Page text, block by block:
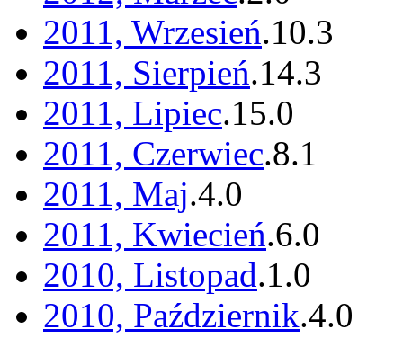
2011, Wrzesień.10.3
2011, Sierpień.14.3
2011, Lipiec.15.0
2011, Czerwiec.8.1
2011, Maj.4.0
2011, Kwiecień.6.0
2010, Listopad.1.0
2010, Październik.4.0